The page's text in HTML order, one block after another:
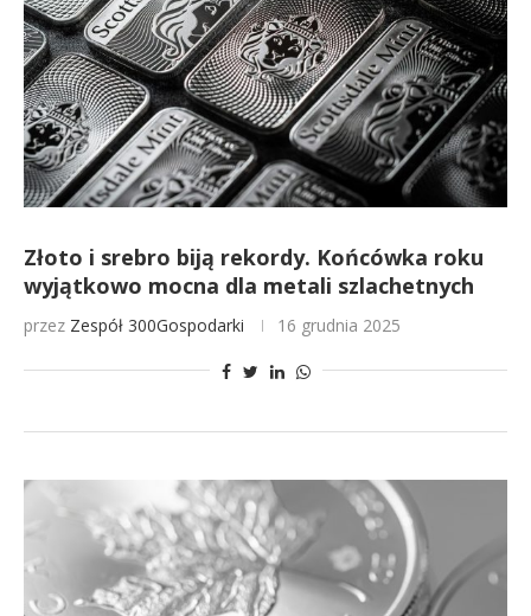
Złoto i srebro biją rekordy. Końcówka roku
wyjątkowo mocna dla metali szlachetnych
przez Zespół 300Gospodarki 16 grudnia 2025